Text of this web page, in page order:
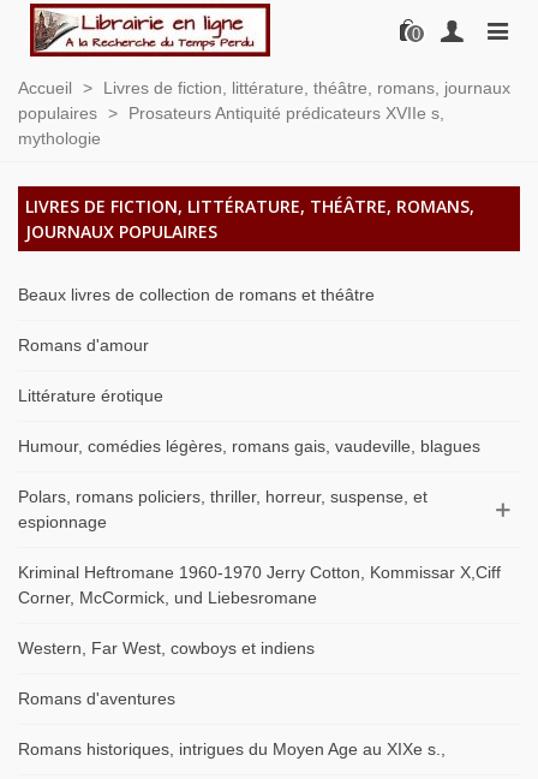
0
Accueil >
Livres de fiction, littérature, théâtre, romans, journaux
populaires >
Prosateurs Antiquité prédicateurs XVIIe s,
mythologie
LIVRES DE FICTION, LITTÉRATURE, THÉÂTRE, ROMANS,
JOURNAUX POPULAIRES
Beaux livres de collection de romans et théâtre
Romans d'amour
Littérature érotique
Humour, comédies légères, romans gais, vaudeville, blagues
Polars, romans policiers, thriller, horreur, suspense, et
espionnage
Kriminal Heftromane 1960-1970 Jerry Cotton, Kommissar X,Ciff
Corner, McCormick, und Liebesromane
Western, Far West, cowboys et indiens
Romans d'aventures
Romans historiques, intrigues du Moyen Age au XIXe s.,